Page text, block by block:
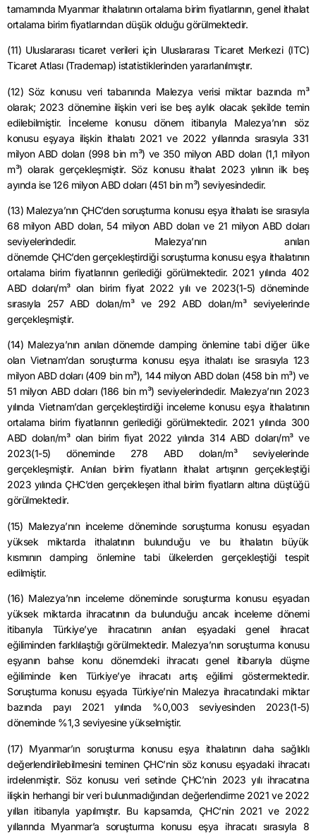
tamamında Myanmarithalatının ortalama birim fiyatlarının, genel ithalat
ortalama birim fiyatlarından düşük olduğu görülmektedir.
(11) Uluslararası ticaret verileri için Uluslararası Ticaret Merkezi (ITC)
Ticaret Atlası (Trademap) istatistiklerinden yararlanılmıştır.
(12) Söz konusu veri tabanında Malezya verisi miktar bazında m³
olarak; 2023 dönemine ilişkin veri ise beş aylık olacak şekilde temin
edilebilmiştir. İnceleme konusu dönem itibarıyla Malezya’nın söz
konusu eşyaya ilişkin ithalatı 2021 ve 2022 yıllarında sırasıyla 331
milyon ABD doları (998 bin m³) ve 350 milyon ABD doları (1,1 milyon
m³) olarak gerçekleşmiştir. Söz konusu ithalat 2023 yılının ilk beş
ayında ise 126 milyon ABD doları (451 bin m³) seviyesindedir.
(13) Malezya’nın ÇHC’densoruşturma konusu eşya ithalatı ise sırasıyla
68 milyon ABD doları, 54 milyon ABD doları ve 21 milyon ABD doları
seviyelerindedir. Malezya’nın anılan
dönemde ÇHC’dengerçekleştirdiği soruşturma konusu eşya ithalatının
ortalama birim fiyatlarının gerilediği görülmektedir. 2021 yılında 402
ABD doları/m³ olan birim fiyat 2022 yılı ve 2023(1-5) döneminde
sırasıyla 257 ABD doları/m³ ve 292 ABD doları/m³ seviyelerinde
gerçekleşmiştir.
(14) Malezya’nın anılan dönemde damping önlemine tabi diğer ülke
olan Vietnam’dan soruşturma konusu eşya ithalatı ise sırasıyla 123
milyon ABD doları (409 bin m³), 144 milyon ABD doları (458 bin m³) ve
51 milyon ABD doları (186 bin m³) seviyelerindedir. Malezya’nın 2023
yılında Vietnam’dan gerçekleştirdiği inceleme konusu eşya ithalatının
ortalama birim fiyatlarının gerilediği görülmektedir. 2021 yılında 300
ABD doları/m³ olan birim fiyat 2022 yılında 314 ABD doları/m³ ve
2023(1-5) döneminde 278 ABD doları/m³ seviyelerinde
gerçekleşmiştir. Anılan birim fiyatların ithalat artışının gerçekleştiği
2023 yılındaÇHC’dengerçekleşen ithal birim fiyatların altına düştüğü
görülmektedir.
(15) Malezya’nın inceleme döneminde soruşturma konusu eşyadan
yüksek miktarda ithalatının bulunduğu ve bu ithalatın büyük
kısmınındamping önlemine tabi ülkelerden gerçekleştiği tespit
edilmiştir.
(16) Malezya’nın inceleme döneminde soruşturma konusu eşyadan
yüksek miktarda ihracatının da bulunduğu ancak inceleme dönemi
itibarıyla Türkiye’ye ihracatının anılan eşyadaki genel ihracat
eğiliminden farklılaştığı görülmektedir. Malezya’nın soruşturma konusu
eşyanın bahse konu dönemdeki ihracatı genel itibarıyla düşme
eğiliminde iken Türkiye’ye ihracatı artış eğilimi göstermektedir.
Soruşturma konusu eşyada Türkiye’nin Malezya ihracatındaki miktar
bazında payı 2021 yılında %0,003 seviyesinden 2023(1-5)
döneminde %1,3 seviyesine yükselmiştir.
(17) Myanmar’ınsoruşturma konusu eşya ithalatının daha sağlıklı
değerlendirilebilmesini teminen ÇHC’ninsöz konusu eşyadaki ihracatı
irdelenmiştir. Söz konusu veri setindeÇHC’nin2023 yılı ihracatına
ilişkin herhangi bir veri bulunmadığından değerlendirme 2021 ve 2022
yılları itibarıyla yapılmıştır. Bu kapsamda, ÇHC’nin2021 ve 2022
yıllarında Myanmar’a soruşturma konusu eşya ihracatı sırasıyla 8